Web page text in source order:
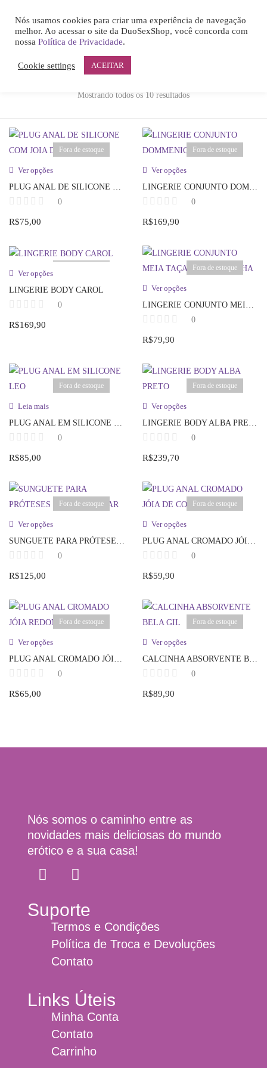
LOGIN
Remember me
Mostrando todos os 10 resultados
Fora de estoque
Ver opções
PLUG ANAL DE SILICONE COM JOIA DE CORAÇÃO
0
R$75,00
Fora de estoque
Ver opções
LINGERIE CONJUNTO DOMMENIQUE
0
R$169,90
Ver opções
LINGERIE BODY CAROL
0
R$169,90
Fora de estoque
Ver opções
LINGERIE CONJUNTO MEIA TAÇA COM CALCINHA
0
R$79,90
Fora de estoque
Leia mais
PLUG ANAL EM SILICONE LEO
0
R$85,00
Fora de estoque
Ver opções
LINGERIE BODY ALBA PRETO
0
R$239,70
Fora de estoque
Ver opções
SUNGUETE PARA PRÓTESES SD UNDERWEAR
0
R$125,00
Fora de estoque
Ver opções
PLUG ANAL CROMADO JÓIA DE CORAÇÃO
0
R$59,90
Fora de estoque
Ver opções
PLUG ANAL CROMADO JÓIA REDONDA
0
R$65,00
Fora de estoque
Ver opções
CALCINHA ABSORVENTE BELA GIL
0
R$89,90
Nós somos o caminho entre as
novidades mais deliciosas do mundo
erótico e a sua casa!
Suporte
Termos e Condições
Política de Troca e Devoluções
Contato
Links Úteis
Minha Conta
Contato
Carrinho
Nós usamos cookies para criar uma experiência de navegação
melhor. Ao acessar o site da DuoSexShop, você concorda com
nossa Política de Privacidade.
Cookie settings ACEITAR